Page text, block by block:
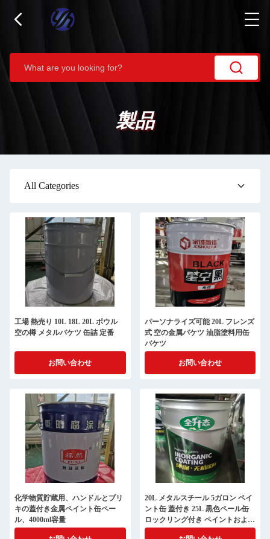
製品
All Categories
工場 熱売り 10L 18L 20L ボウル
空の樽 メタルバケツ 缶詰 定番
お問い合わせ
パーソナライズ可能 20L フレンズ
式 空の金属バケツ 油脂塗料用缶
バケツ
お問い合わせ
化学物質貯蔵用、ハンドルとブリ
キの蓋付き金属ペイント缶ペー
ル、4000ml容量
20L メタルスチール 5ガロン ペイ
ント缶 蓋付き 25L 黒色ペール缶
ロックリング付き ペイントおよび
化学薬品包装用ブリキ